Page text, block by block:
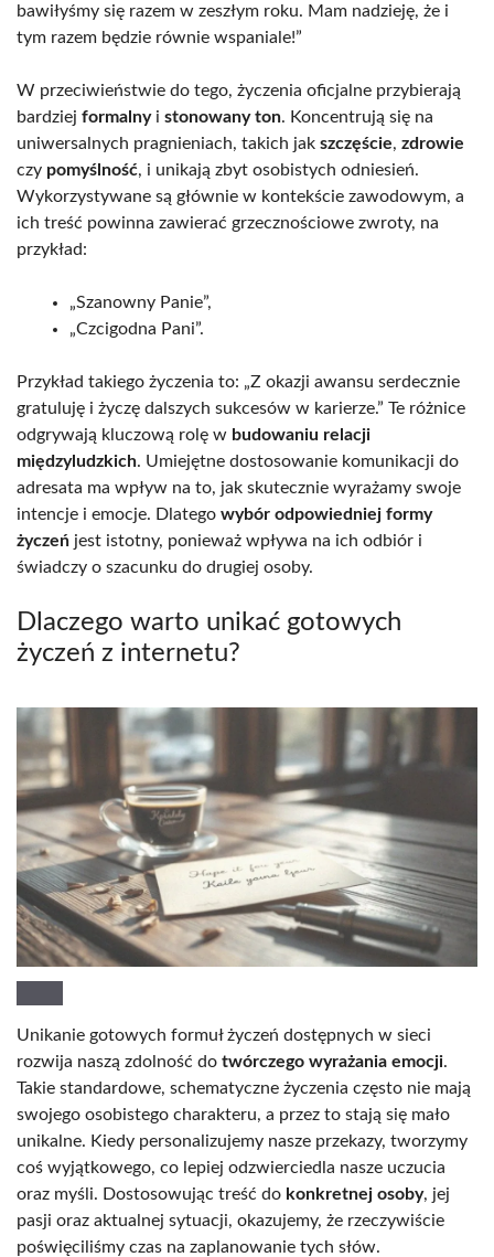
bawiłyśmy się razem w zeszłym roku. Mam nadzieję, że i
tym razem będzie równie wspaniale!”
W przeciwieństwie do tego, życzenia oficjalne przybierają
bardziej formalnyi stonowany ton. Koncentrują się na
uniwersalnych pragnieniach, takich jak szczęście, zdrowie
czy pomyślność, i unikają zbyt osobistych odniesień.
Wykorzystywane są głównie w kontekście zawodowym, a
ich treść powinna zawierać grzecznościowe zwroty, na
przykład:
„Szanowny Panie”,
„Czcigodna Pani”.
Przykład takiego życzenia to: „Z okazji awansu serdecznie
gratuluję i życzę dalszych sukcesów w karierze.” Te różnice
odgrywają kluczową rolę w budowaniu relacji
międzyludzkich. Umiejętne dostosowanie komunikacji do
adresata ma wpływ na to, jak skutecznie wyrażamy swoje
intencje i emocje. Dlatego wybór odpowiedniej formy
życzeń jest istotny, ponieważ wpływa na ich odbiór i
świadczy o szacunku do drugiej osoby.
Dlaczego warto unikać gotowych
życzeń z internetu?
Unikanie gotowych formuł życzeń dostępnych w sieci
rozwija naszą zdolność do twórczego wyrażania emocji.
Takie standardowe, schematyczne życzenia często nie mają
swojego osobistego charakteru, a przez to stają się mało
unikalne. Kiedy personalizujemy nasze przekazy, tworzymy
coś wyjątkowego, co lepiej odzwierciedla nasze uczucia
oraz myśli. Dostosowując treść do konkretnej osoby, jej
pasji oraz aktualnej sytuacji, okazujemy, że rzeczywiście
poświęciliśmy czas na zaplanowanie tych słów.